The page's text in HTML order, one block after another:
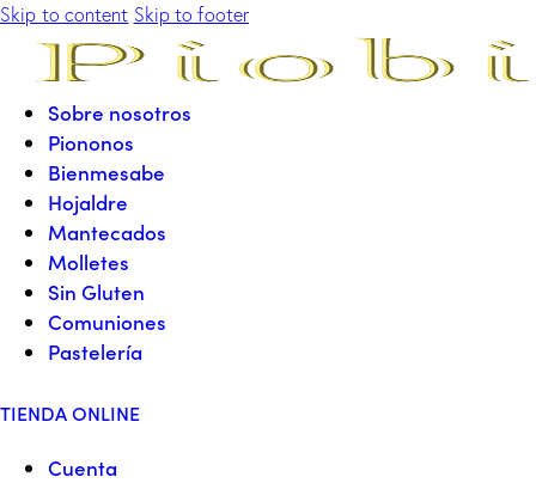
Skip to content Skip to footer
Sobre nosotros
Piononos
Bienmesabe
Hojaldre
Mantecados
Molletes
Sin Gluten
Comuniones
Pastelería
TIENDA ONLINE
Cuenta